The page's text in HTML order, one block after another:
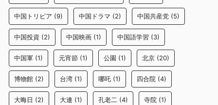
中国トリビア (9) 中国ドラマ (2) 中国共産党 (5)
中国投資 (2) 中国映画 (1) 中国語学習 (3)
中国軍 (1) 元宵節 (1) 公園 (1) 北京 (20)
博物館 (2) 台湾 (1) 哪吒 (1) 四合院 (4)
大晦日 (2) 大連 (1) 孔老二 (4) 寺院 (1)